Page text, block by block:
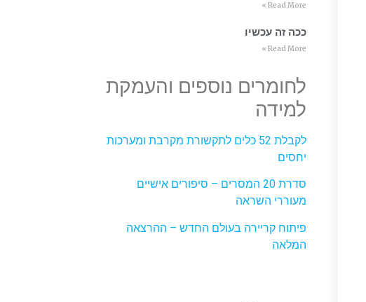
Read More »
ככה זה עכשיו
Read More »
לחומרים נוספים והעמקת
למידה
לקבלת 52 כלים לתקשורת מקרבת ומערכות
יחסים
סדרת 20 המסרים – סיפורים אישיים
מעוררי השראה
פיתוח קריירה בעולם החדש – ההרצאה
המלאה